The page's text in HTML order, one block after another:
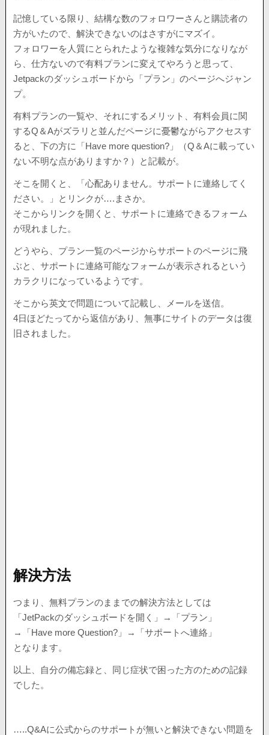
記憶している限り、結構な数のフォロワーさんと購読者の
方がいたので、解決できないのはさすがにマズイ。
フォロワーを人質にとられたような複雑な気分になりなが
ら、仕方ないので有料プランに変えてやろうと思って、
Jetpackのダッシュボードから「プラン」のページへジャン
プ。
有料プランの一覧や、それにするメリット、有料会員に関
するQ＆Aがズラリと並んだページに憂鬱ながらアクセスす
ると、下の方に「Have more question?」（Q＆Aに載ってい
ない不明な点がありますか？）と記載が。
そこを開くと、「心配ありません。サポートに連絡してく
ださい。」とリンクが….まさか。
そこからリンクを開くと、サポートに連絡できるフォーム
が現れました。
どうやら、プラン一覧のページからサポートのページに飛
ぶと、サポートに連絡可能なフォームが表示されるという
カラクリになっているようです。
そこから英文で問題について記載し、メールを送信。
4日ほどたってから返信があり、無事にサイトのデータは復
旧されました。
解決方法
つまり、無料プランのままでの解決方法としては
「JetPackのダッシュボードを開く」→「プラン」
→「Have more Question?」→「サポートへ連絡」
となります。
以上、自分の備忘録と、同じ症状で困った方のための記録
でした。
…..Q&Aに公式からのサポートが無いと解決できない問題を